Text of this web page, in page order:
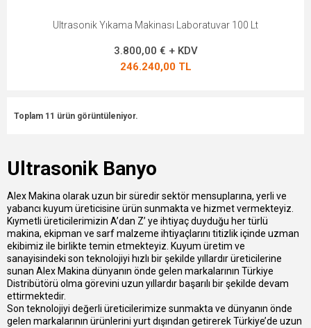
Ultrasonik Yıkama Makinası Laboratuvar 100 Lt
3.800,00 € + KDV
246.240,00 TL
Toplam 11 ürün görüntüleniyor.
Ultrasonik Banyo
Alex Makina olarak uzun bir süredir sektör mensuplarına, yerli ve
yabancı kuyum üreticisine ürün sunmakta ve hizmet vermekteyiz.
Kıymetli üreticilerimizin A’dan Z’ ye ihtiyaç duyduğu her türlü
makina, ekipman ve sarf malzeme ihtiyaçlarını titizlik içinde uzman
ekibimiz ile birlikte temin etmekteyiz. Kuyum üretim ve
sanayisindeki son teknolojiyi hızlı bir şekilde yıllardır üreticilerine
sunan Alex Makina dünyanın önde gelen markalarının Türkiye
Distribütörü olma görevini uzun yıllardır başarılı bir şekilde devam
ettirmektedir.
Son teknolojiyi değerli üreticilerimize sunmakta ve dünyanın önde
gelen markalarının ürünlerini yurt dışından getirerek Türkiye’de uzun